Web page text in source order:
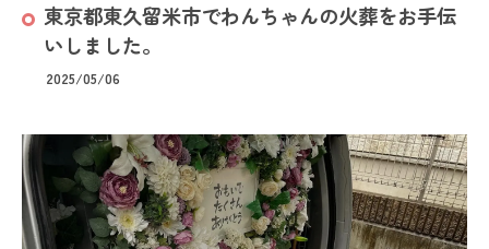
東京都東久留米市でわんちゃんの火葬をお手伝
いしました。
2025/05/06